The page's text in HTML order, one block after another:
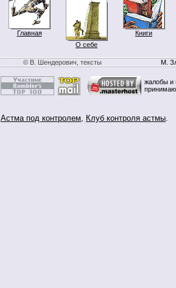
Главная
О себе
Книги
© В. Шендерович, тексты М.
жалобы и
Астма под контролем, Клуб контроля астмы.